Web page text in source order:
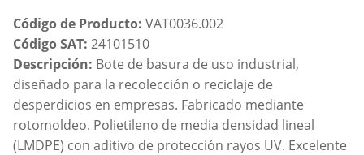
Código de Producto: VAT0036.002
Código SAT: 24101510
Descripción: Bote de basura de uso industrial,
diseñado para la recolección o reciclaje de
desperdicios en empresas. Fabricado mediante
rotomoldeo. Polietileno de media densidad lineal
(LMDPE) con aditivo de protección rayos UV. Excelente